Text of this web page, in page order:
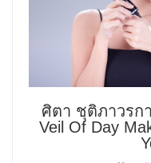
ศิตา ชุติภาวรก
Veil Of Day